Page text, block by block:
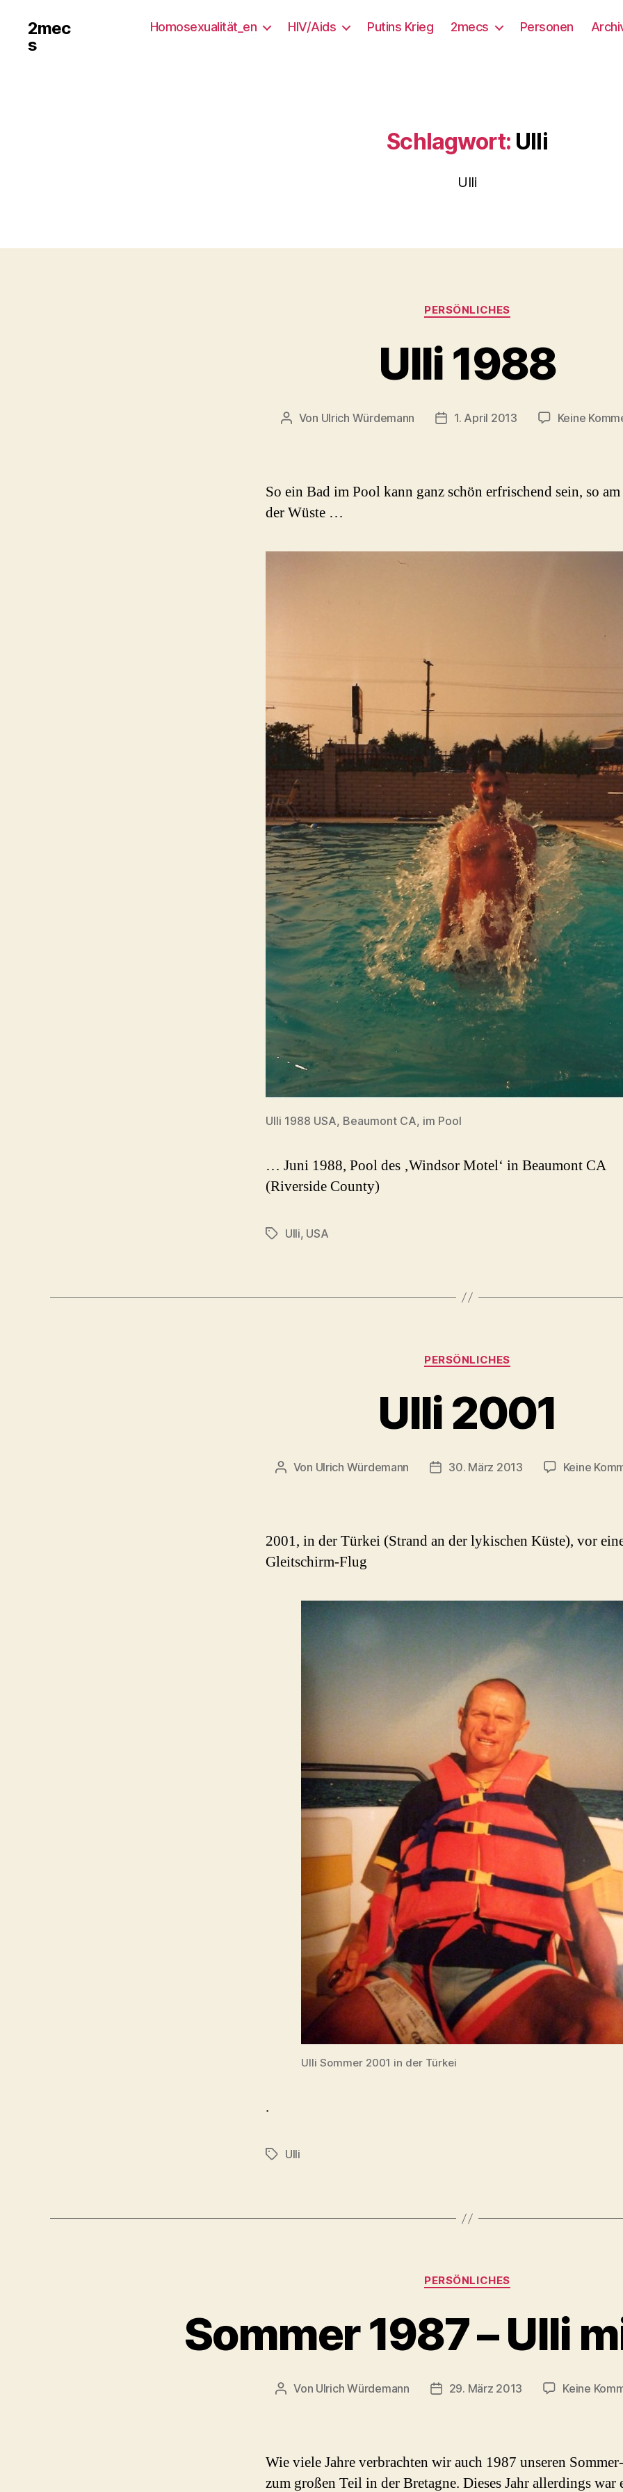
2mec
s
Homosexualität_en HIV/Aids Putins Krieg 2mecs Personen
Schlagwort: Ulli
Ulli
Kategorien
PERSÖNLICHES
Ulli 1988
Beitragsautor
Von Ulrich Würdemann Beitragsdatum
1. April 2013 Keine
So ein Bad im Pool kann ganz schön erfrischend sein, so
der Wüste …
Ulli 1988 USA, Beaumont CA, im Pool
… Juni 1988, Pool des ‚Windsor Motel‘ in Beaumont CA
(Riverside County)
Schlagwörter
Ulli, USA
Kategorien
PERSÖNLICHES
Ulli 2001
Beitragsautor
Von Ulrich Würdemann Beitragsdatum
30. März 2013 Keine
2001, in der Türkei (Strand an der lykischen Küste), vor
Gleitschirm-Flug
Ulli Sommer 2001 in der Türkei
.
Schlagwörter
Ulli
Kategorien
PERSÖNLICHES
Sommer 1987 – Ulli
Beitragsautor
Von Ulrich Würdemann Beitragsdatum
29. März 2013 Keine
Wie viele Jahre verbrachten wir auch 1987 unseren
zum großen Teil in der Bretagne. Dieses Jahr allerdings war